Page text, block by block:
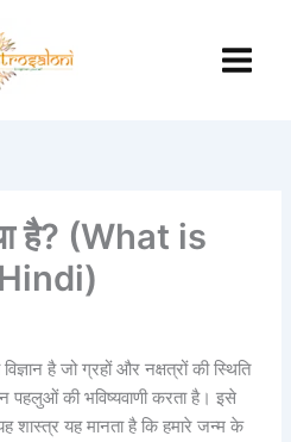
है? (What is
है जो ग्रहों और नक्षत्रों की स्थिति
की भविष्यवाणी करता है। इसे
शास्त्र यह मानता है कि हमारे जन्म के